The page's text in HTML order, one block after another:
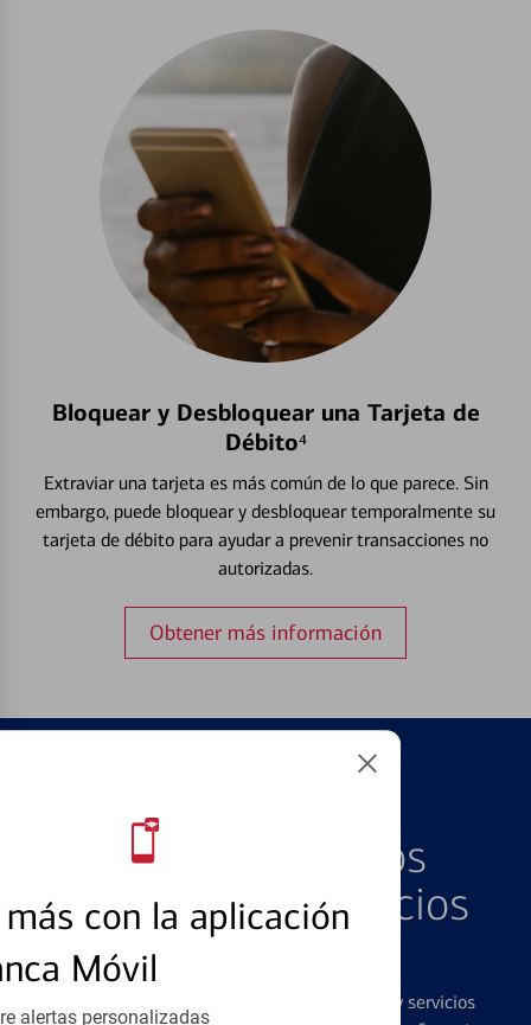
con la aplicación
Móvil
alertas personalizadas
Bloquear y Desbloquear una Tarjeta de
Débito⁴
Extraviar una tarjeta es más común de lo que parece. Sin
embargo, puede bloquear y desbloquear temporalmente su
tarjeta de débito para ayudar a prevenir transacciones no
autorizadas.
Obtener más información
Explore Nuestros
Productos y Servicios
Destacados
Ofrecemos una amplia gama de productos y servicios